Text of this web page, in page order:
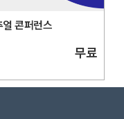
콘퍼런스
무료